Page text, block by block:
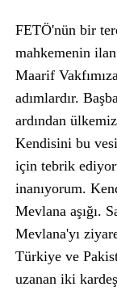
FETÖ'nün bir
mahkemenin
Maarif
adımlardır.
ardından
Kendisini bu
için tebrik
inanıyorum.
Mevlana aşığı.
Mevlana'yı
Türkiye ve
uzanan iki